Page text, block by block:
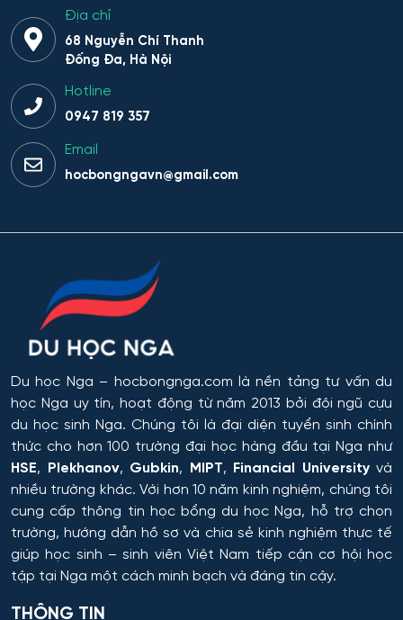
Địa chỉ
68 Nguyễn Chí Thanh
Đống Đa, Hà Nội
Hotline
0947 819 357
Email
hocbongngavn@gmail.com
Du học Nga – hocbongnga.com là nền tảng tư vấn du
học Nga uy tín, hoạt động từ năm 2013 bởi đội ngũ cựu
du học sinh Nga. Chúng tôi là đại diện tuyển sinh chính
thức cho hơn 100 trường đại học hàng đầu tại Nga như
HSE, Plekhanov, Gubkin, MIPT, Financial Universityvà
nhiều trường khác. Với hơn 10 năm kinh nghiệm, chúng tôi
cung cấp thông tin học bổng du học Nga, hỗ trợ chọn
trường, hướng dẫn hồ sơ và chia sẻ kinh nghiệm thực tế
giúp học sinh – sinh viên Việt Nam tiếp cận cơ hội học
tập tại Nga một cách minh bạch và đáng tin cậy.
THÔNG TIN